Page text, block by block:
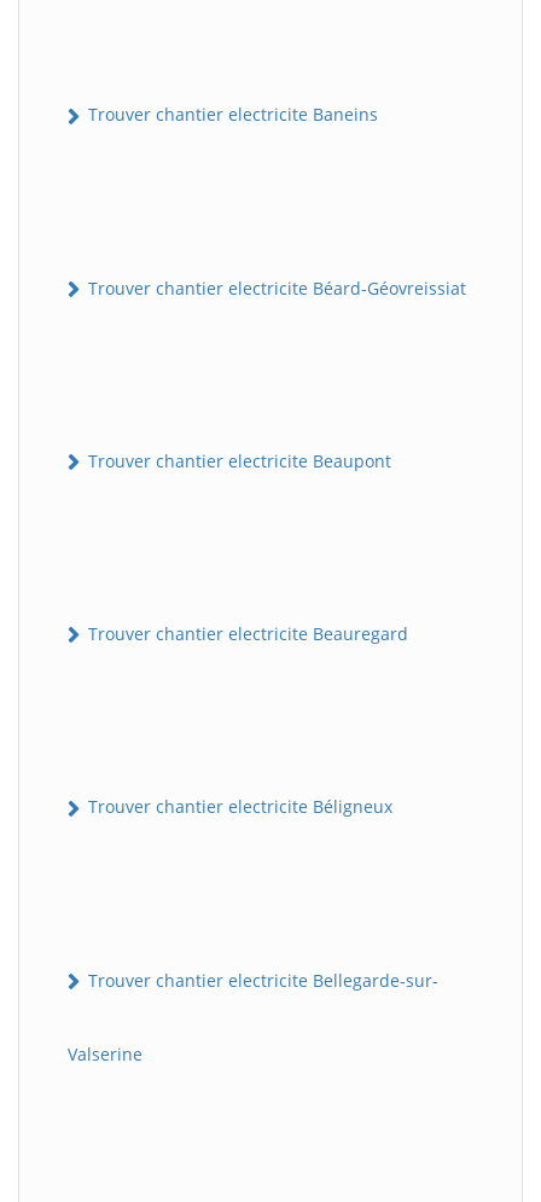
Trouver chantier electricite Baneins
Trouver chantier electricite Béard-Géovreissiat
Trouver chantier electricite Beaupont
Trouver chantier electricite Beauregard
Trouver chantier electricite Béligneux
Trouver chantier electricite Bellegarde-sur-
Valserine